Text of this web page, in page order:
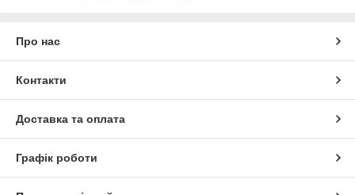
Про нас
Контакти
Доставка та оплата
Графік роботи